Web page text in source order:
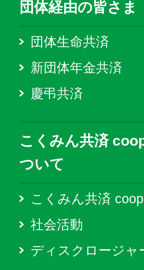
団体経由の皆さま
団体生命共済
新団体年金共済
慶弔共済
こくみん共済
ついて
こくみん共済
社会活動
ディスクロージャ